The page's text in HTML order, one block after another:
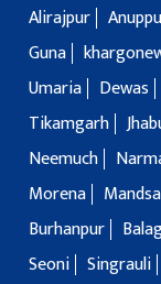
Alirajpur
Guna
Umaria
Dewas
Tikamgarh
Neemuch
Morena
Burhanpur
Seoni Singrauli